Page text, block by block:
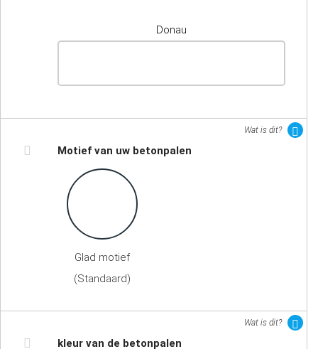
Donau
Wat is dit?
Motief van uw betonpalen
Glad motief
(Standaard)
Wat is dit?
kleur van de betonpalen